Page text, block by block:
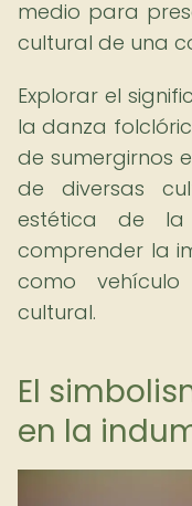
medio para
cultural de una
Explorar el
la danza
de sumergirnos
de diversas
estética de la
comprender la
como
cultural.
El
en la